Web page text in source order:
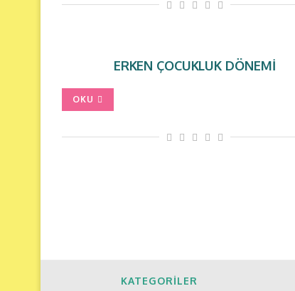
ERKEN ÇOCUKLUK DÖNEMI
OKU
KATEGORILER